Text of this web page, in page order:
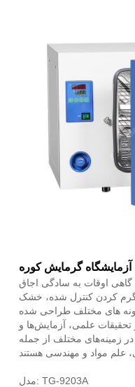
آزمایشگاه گرمایش کوره
گاهی اوقات به سادگی اجاق
گرم کردن کنترل شده، خشک
های مختلف طراحی شده
علمی، آزمایش‌ها و
در زمینه‌های مختلف از جمله
مدل: TG-9203A